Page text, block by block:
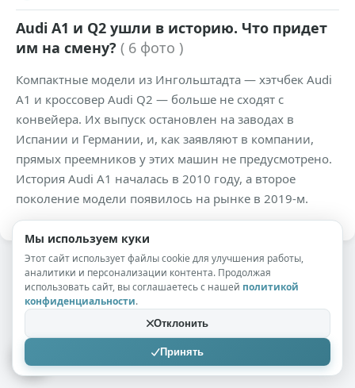
Audi A1 и Q2 ушли в историю. Что придет
им на смену? ( 6 фото )
Компактные модели из Ингольштадта — хэтчбек Audi
A1 и кроссовер Audi Q2 — больше не сходят с
конвейера. Их выпуск остановлен на заводах в
Испании и Германии, и, как заявляют в компании,
прямых преемников у этих машин не предусмотрено.
История Audi A1 началась в 2010 году, а второе
поколение модели появилось на рынке в 2019-м.
Мы используем куки
Этот сайт использует файлы cookie для улучшения работы,
аналитики и персонализации контента. Продолжая
использовать сайт, вы соглашаетесь с нашей политикой
конфиденциальности.
Отклонить
Принять